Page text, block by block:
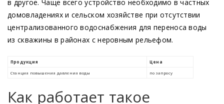
в другое. Чаще всего устройство необходимо в частных
домовладениях и сельском хозяйстве при отсутствии
централизованного водоснабжения для переноса воды
из скважины в районах с неровным рельефом.
Как работает такое